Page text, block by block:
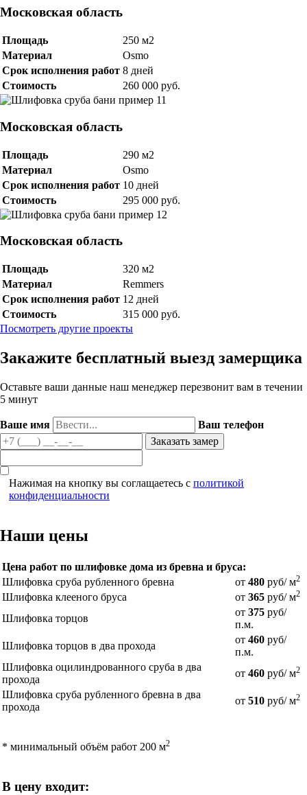
Московская область
Площадь
250 м2
Материал
Osmo
Срок исполнения работ 8 дней
Стоимость
260 000 руб.
Московская область
Площадь
290 м2
Материал
Osmo
Срок исполнения работ 10 дней
Стоимость
295 000 руб.
Московская область
Площадь
320 м2
Материал
Remmers
Срок исполнения работ 12 дней
Стоимость
315 000 руб.
Посмотреть другие проекты
Закажите бесплатный выезд замерщика
Оставьте ваши данные наш менеджер перезвонит вам в течении
5 минут
Ваше имя Ваш телефон
Нажимая на кнопку вы соглащаетесь с политикой
конфиденциальности
Наши цены
Цена работ по шлифовке дома из бревна и бруса:
Шлифовка сруба рубленного бревна
от 480 руб/ м2
Шлифовка клееного бруса от 365 руб/ м2
Шлифовка торцов
от 375 руб/
п.м.
Шлифовка торцов в два прохода
от 460 руб/
п.м.
Шлифовка оцилиндрованного сруба в два
прохода
от 460 руб/ м2
Шлифовка сруба рубленного бревна в два
прохода
от 510 руб/ м2
* минимальный объём работ 200 м2
В цену входит: